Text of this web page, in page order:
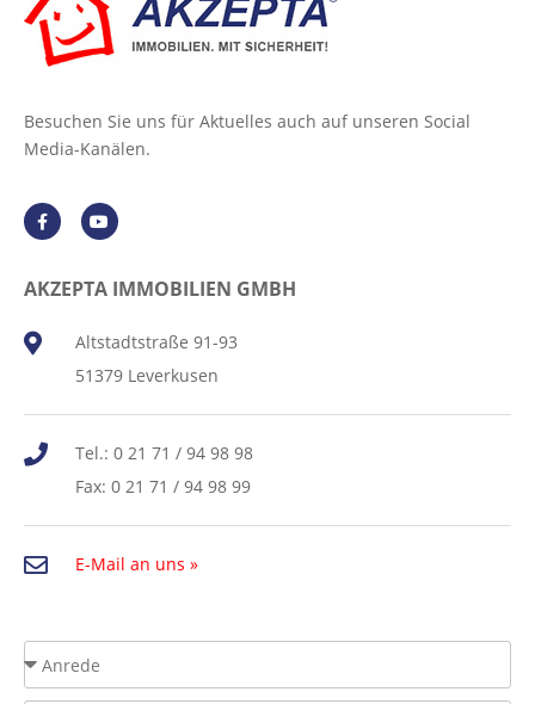
Besuchen Sie uns für Aktuelles auch auf unseren Social
Media-Kanälen.
AKZEPTA IMMOBILIEN GMBH
Altstadtstraße 91-93
51379 Leverkusen
Tel.: 0 21 71 / 94 98 98
Fax: 0 21 71 / 94 98 99
E-Mail an uns »